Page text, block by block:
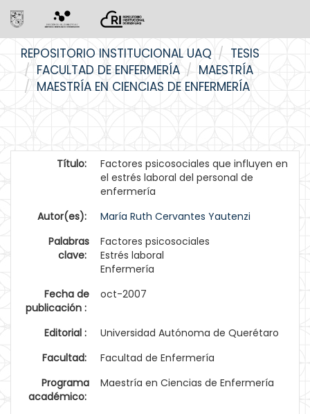
navigation
REPOSITORIO INSTITUCIONAL UAQ
TESIS
FACULTAD DE ENFERMERÍA
MAESTRÍA
MAESTRÍA EN CIENCIAS DE ENFERMERÍA
Título:
Factores psicosociales que influyen en
el estrés laboral del personal de
enfermería
Autor(es):
María Ruth Cervantes Yautenzi
Palabras
clave:
Factores psicosociales
Estrés laboral
Enfermería
Fecha de
publicación :
oct-2007
Editorial :
Universidad Autónoma de Querétaro
Facultad:
Facultad de Enfermería
Programa
académico:
Maestría en Ciencias de Enfermería